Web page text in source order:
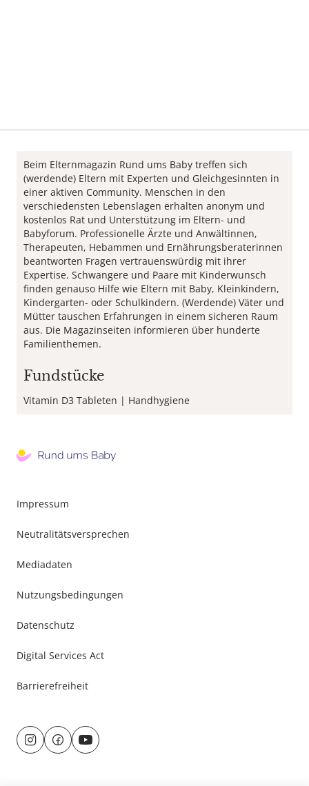
Beim Elternmagazin Rund ums Baby treffen sich
(werdende) Eltern mit Experten und Gleichgesinnten in
einer aktiven Community. Menschen in den
verschiedensten Lebenslagen erhalten anonym und
kostenlos Rat und Unterstützung im Eltern- und
Babyforum. Professionelle Ärzte und Anwältinnen,
Therapeuten, Hebammen und Ernährungsberaterinnen
beantworten Fragen vertrauenswürdig mit ihrer
Expertise. Schwangere und Paare mit Kinderwunsch
finden genauso Hilfe wie Eltern mit Baby, Kleinkindern,
Kindergarten- oder Schulkindern. (Werdende) Väter und
Mütter tauschen Erfahrungen in einem sicheren Raum
aus. Die Magazinseiten informieren über hunderte
Familienthemen.
Fundstücke
Vitamin D3 Tableten Handhygiene
Impressum
Neutralitätsversprechen
Mediadaten
Nutzungsbedingungen
Datenschutz
Digital Services Act
Barrierefreiheit
Besuche
uns
auf:
@
f